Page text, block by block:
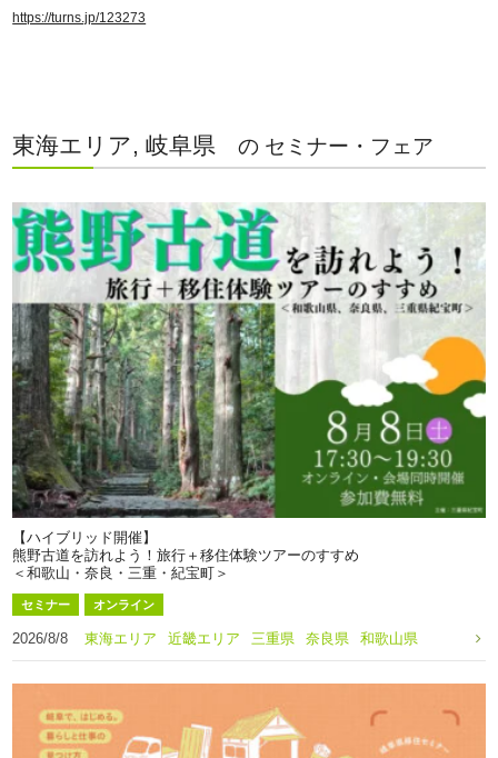
https://turns.jp/123273
東海エリア, 岐阜県 の セミナー・フェア
【ハイブリッド開催】
熊野古道を訪れよう！旅行＋移住体験ツアーのすすめ
＜和歌山・奈良・三重・紀宝町＞
セミナー オンライン
2026/8/8 東海エリア 近畿エリア 三重県 奈良県 和歌山県